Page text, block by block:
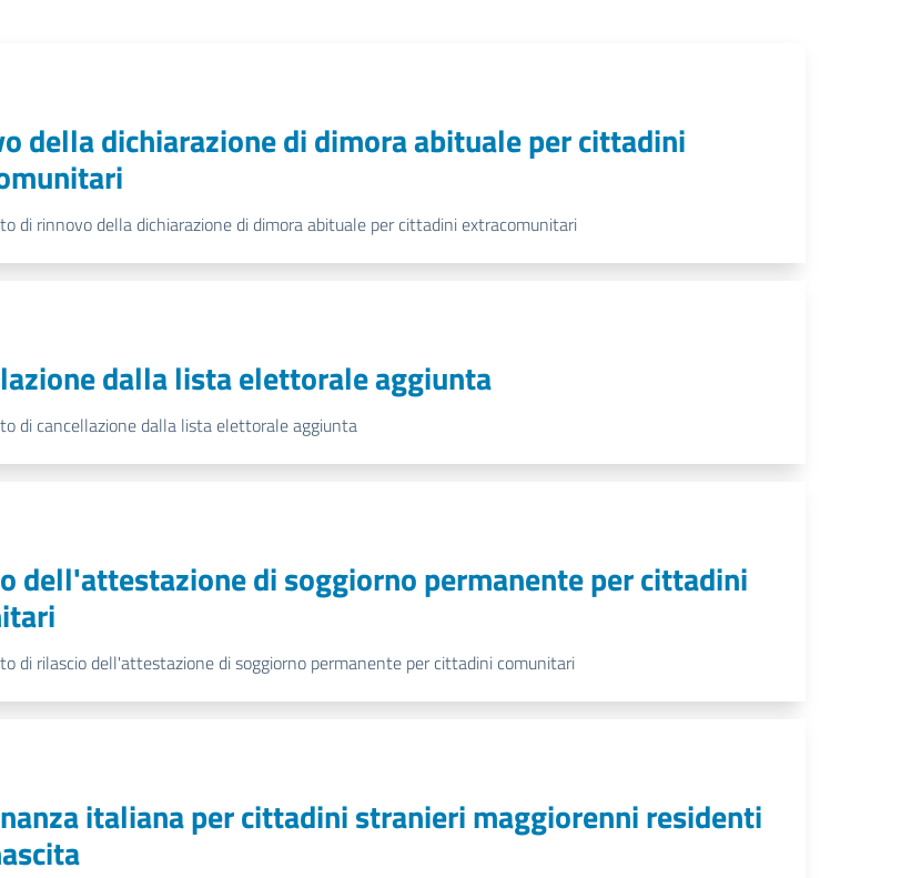
della dichiarazione di dimora abituale per cittadini
di rinnovo della dichiarazione di dimora abituale per cittadini extracomunitari
dalla lista elettorale aggiunta
di cancellazione dalla lista elettorale aggiunta
dell'attestazione di soggiorno permanente per cittadini
di rilascio dell'attestazione di soggiorno permanente per cittadini comunitari
italiana per cittadini stranieri maggiorenni residenti